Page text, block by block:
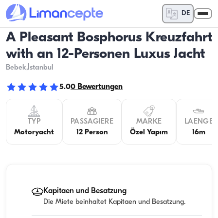
DE
A Pleasant Bosphorus Kreuzfahrt
with an 12-Personen Luxus Jacht
Bebek,İstanbul
5.00 Bewertungen
TYP
Motoryacht
PASSAGIERE
12 Person
MARKE
Özel Yapım
LAENGE
16m
Kapitaen und Besatzung
Die Miete beinhaltet Kapitaen und Besatzung.